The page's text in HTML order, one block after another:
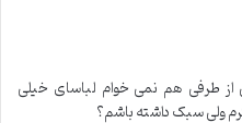
طرفی هم نمی خوام لباسای خیلی
ولی سبک داشته باشم؟